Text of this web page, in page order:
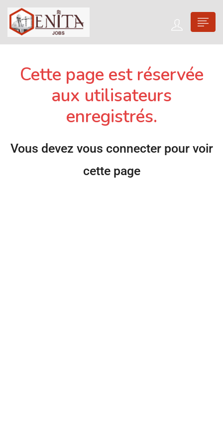
Cette page est réservée
aux utilisateurs
enregistrés.
Vous devez vous connecter pour voir
cette page